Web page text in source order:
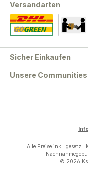
Unsere Communities
Versandarten
Sicher Einkaufen
Alle Preise inkl. gesetzl.
© 2026